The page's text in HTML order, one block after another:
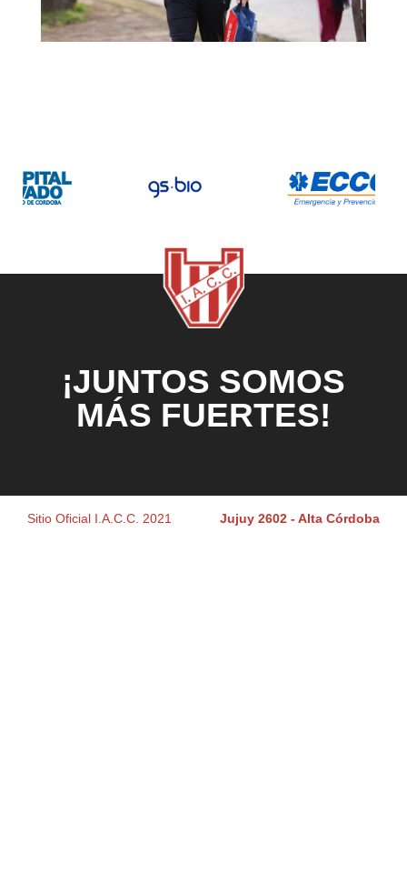
¡JUNTOS SOMOS
MÁS FUERTES!
Sitio Oficial I.A.C.C. 2021 Jujuy 2602 - Alta Córdoba